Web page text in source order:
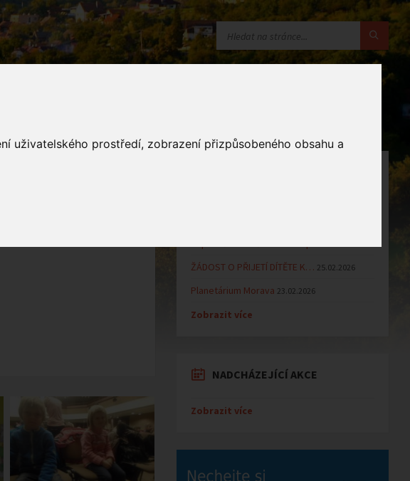
uživatelského prostředí, zobrazení přizpůsobeného obsahu a
ŽÁDOST O PŘIJETÍ DÍTĚTE K… 25.02.2026
Planetárium Morava 23.02.2026
Zobrazit více
NADCHÁZEJÍCÍ AKCE
Zobrazit více